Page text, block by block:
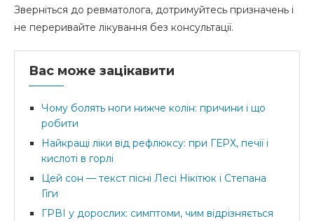
Зверніться до ревматолога, дотримуйтесь призначень і
не переривайте лікування без консультації.
Вас може зацікавити
Чому болять ноги нижче колін: причини і що
робити
Найкращі ліки від рефлюксу: при ГЕРХ, печії і
кислоті в горлі
Цей сон — текст пісні Лесі Нікітюк і Степана
Гіги
ГРВІ у дорослих: симптоми, чим відрізняється